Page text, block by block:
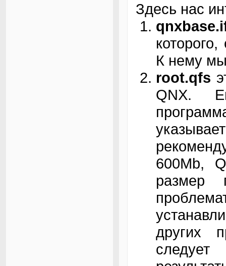
Здесь нас
К нему
root.qfs
QNX.
600Mb,
размер
других
следует